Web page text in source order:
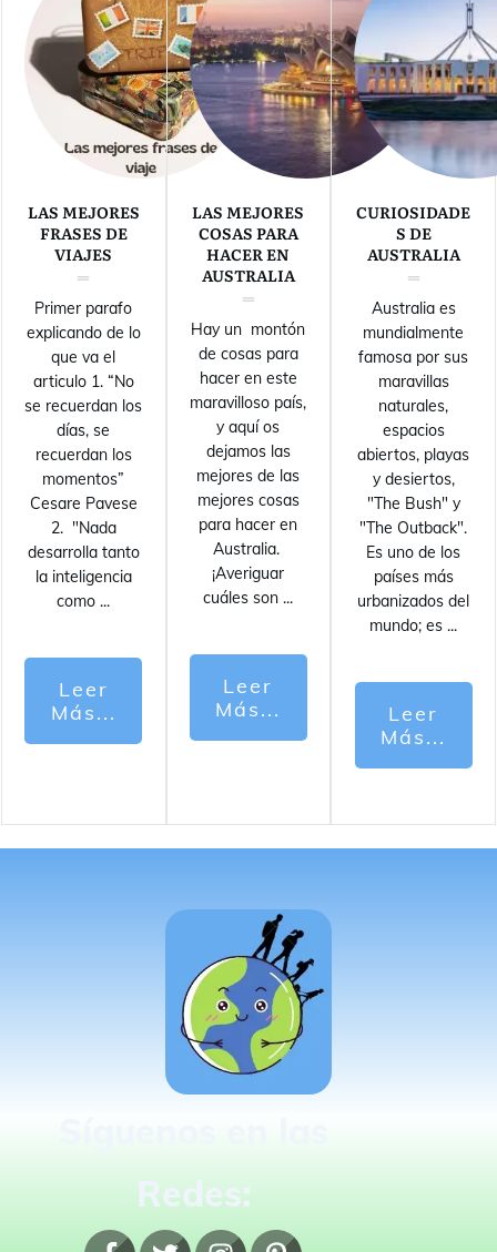
LAS MEJORES
FRASES DE
VIAJES
Primer parafo
explicando de lo
que va el
articulo 1. “No
se recuerdan los
días, se
recuerdan los
momentos”
Cesare Pavese
2. "Nada
desarrolla tanto
la inteligencia
como ...
Leer
Más...
LAS MEJORES
COSAS PARA
HACER EN
AUSTRALIA
Hay un montón
de cosas para
hacer en este
maravilloso país,
y aquí os
dejamos las
mejores de las
mejores cosas
para hacer en
Australia.
¡Averiguar
cuáles son ...
Leer
Más...
CURIOSIDADE
S DE
AUSTRALIA
Australia es
mundialmente
famosa por sus
maravillas
naturales,
espacios
abiertos, playas
y desiertos,
"The Bush" y
"The Outback".
Es uno de los
países más
urbanizados del
mundo; es ...
Leer
Más...
Redes: